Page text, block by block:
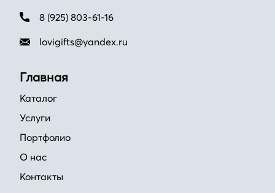
8 (925) 803-61-16
lovigifts@yandex.ru
Главная
Каталог
Услуги
Портфолио
О нас
Контакты